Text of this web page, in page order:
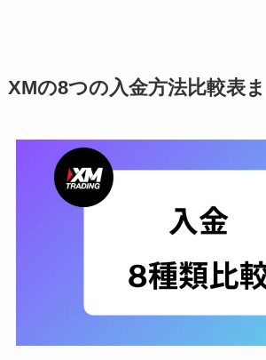
JCBとVISAの入金の違い
bitwallet入金の特徴
bitwallet入金方法
オンラインウォレットの
XM入金方法：STICPAY(ス
STICPAY入金の特徴
XMの8つの入金方法比較表